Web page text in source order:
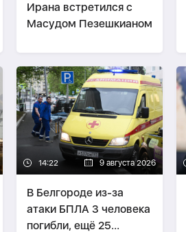
Ирана встретился с
Масудом Пезешкианом
14:22 9 августа 2026
В Белгороде из-за
атаки БПЛА 3 человека
погибли, ещё 25